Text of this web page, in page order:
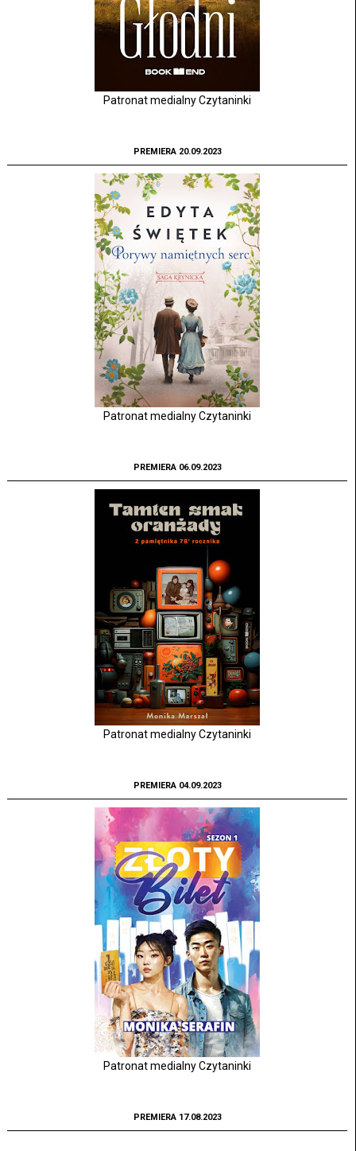
Patronat medialny Czytaninki
PREMIERA 20.09.2023
Patronat medialny Czytaninki
PREMIERA 06.09.2023
Patronat medialny Czytaninki
PREMIERA 04.09.2023
Patronat medialny Czytaninki
PREMIERA 17.08.2023